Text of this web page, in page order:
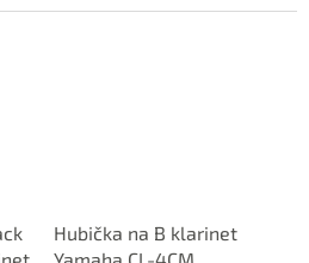
Hubička na B klarinet